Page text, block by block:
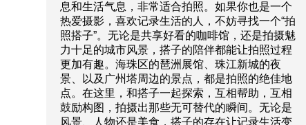
息和生活气息，非常适合拍照。如果你也是一个
热爱摄影，喜欢记录生活的人，不妨寻找一个“拍
照搭子”。无论是共享好看的咖啡馆，还是拍摄魅
力十足的城市风景，搭子的陪伴都能让拍照过程
更加有趣。海珠区的琶洲展馆、珠江新城的夜
景、以及广州塔周边的景点，都是拍照的绝佳地
点。在这里，和搭子一起探索，互相帮助，互相
鼓励构图，拍摄出那些无可替代的瞬间。无论是
风景、人物还是美食，搭子的存在让记录生活变